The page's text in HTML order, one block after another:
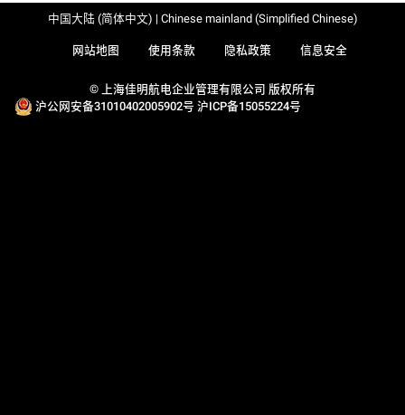
© 上海佳明航电企业管理有限公司 版权所有
沪公网安备31010402005902号 沪ICP备15055224号
网站地图 使用条款 隐私政策 信息安全
中国大陆 (简体中文) | Chinese mainland (Simplified Chinese)